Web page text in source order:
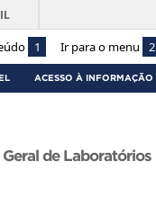
1 Ir para o menu 2
ACESSO À INFORMAÇÃO
de Laboratórios